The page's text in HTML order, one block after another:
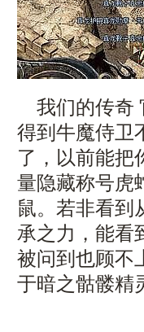
我们的传奇
得到牛魔侍卫
了，以前能把
量隐藏称号虎
鼠。若非看到
承之力，能看
被问到也顾
于暗之骷髅精